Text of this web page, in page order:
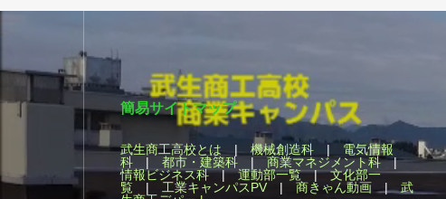
簡易サイトマップ
武生商工高校とは | 機械創造科 | 電気情報
科 | 都市・建築科 | 商業マネジメント科|
情報ビジネス科|運動部一覧|文化部一
覧 | 工業キャンパスPV| 商きゃん動画 |武